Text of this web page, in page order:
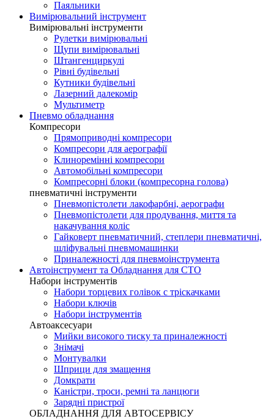
Паяльники
Вимірювальний інструмент
Вимірювальні інструменти
Рулетки вимірювальні
Щупи вимірювальні
Штангенциркулі
Рівні будівельні
Кутники будівельні
Лазерний далекомір
Мультиметр
Пневмо обладнання
Компресори
Прямоприводні компресори
Компресори для аерографії
Клиноремінні компресори
Автомобільні компресори
Компресорні блоки (компресорна голова)
пневматичні інструменти
Пневмопістолети лакофарбні, аерографи
Пневмопістолети для продування, миття та
накачування коліс
Гайковерт пневматичний, степлери пневматичні,
шліфувальні пневмомашинки
Приналежності для пневмоінструмента
Автоінструмент та Обладнання для СТО
Набори інструментів
Набори торцевих голівок c тріскачками
Набори ключів
Набори інструментів
Автоаксесуари
Мийки високого тиску та приналежності
Знімачі
Монтувалки
Шприци для змащення
Домкрати
Каністри, троси, ремні та ланцюги
Зарядні пристрої
ОБЛАДНАННЯ ДЛЯ АВТОСЕРВІСУ